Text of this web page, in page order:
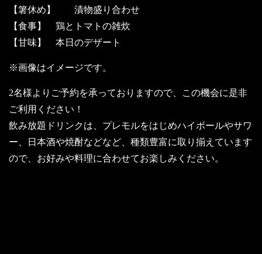
【箸休め】 漬物盛り合わせ
【食事】 鶏とトマトの雑炊
【甘味】 本日のデザート
※画像はイメージです。
2名様よりご予約を承っておりますので、この機会に是非
ご利用ください！
飲み放題ドリンクは、プレモルをはじめハイボールやサワ
ー、日本酒や焼酎などなど、種類豊富に取り揃えています
ので、お好みや料理に合わせてお楽しみください。